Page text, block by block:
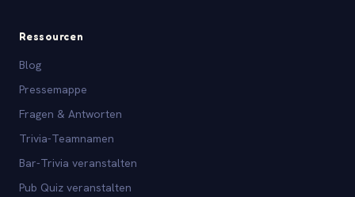
Ressourcen
Blog
Pressemappe
Fragen & Antworten
Trivia-Teamnamen
Bar-Trivia veranstalten
Pub Quiz veranstalten